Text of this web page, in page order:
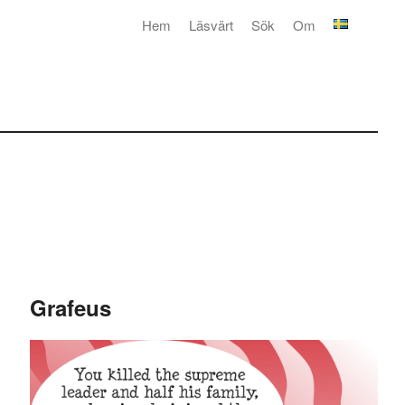
Om
Sök
Läsvärt
Hem
Grafeus